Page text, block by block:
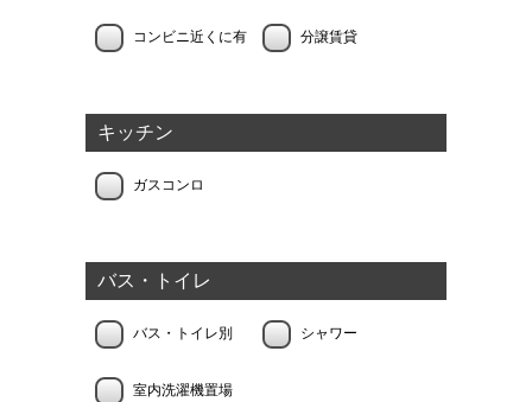
コンビニ近くに有 分譲賃貸
キッチン
ガスコンロ
バス・トイレ
バス・トイレ別 シャワー
室内洗濯機置場